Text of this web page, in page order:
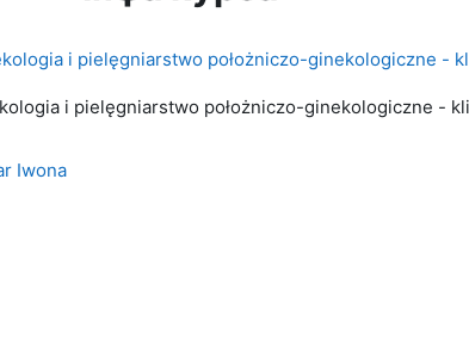
i pielęgniarstwo położniczo-ginekologiczne
i pielęgniarstwo położniczo-ginekologiczne -
Iwona